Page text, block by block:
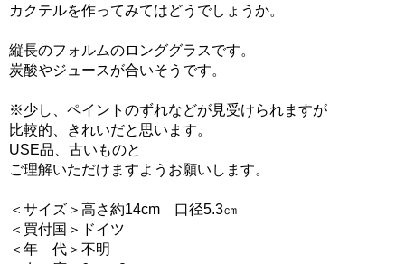
カクテルを作ってみてはどうでしょうか。
縦長のフォルムのロンググラスです。
炭酸やジュースが合いそうです。
※少し、ペイントのずれなどが見受けられますが
比較的、きれいだと思います。
USE品、古いものと
ご理解いただけますようお願いします。
＜サイズ＞高さ約14cm 口径5.3㎝
＜買付国＞ドイツ
＜年 代＞不明